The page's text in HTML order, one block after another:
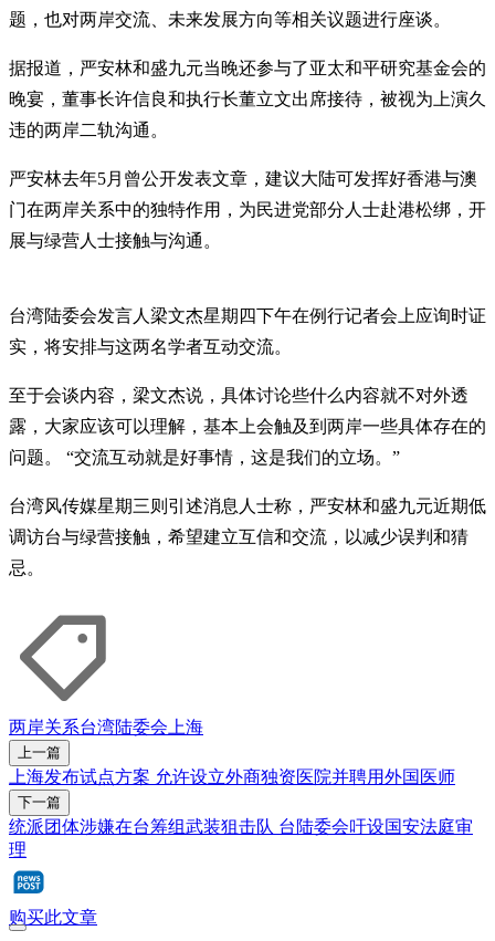
题，也对两岸交流、未来发展方向等相关议题进行座谈。
据报道，严安林和盛九元当晚还参与了亚太和平研究基金会的
晚宴，董事长许信良和执行长董立文出席接待，被视为上演久
违的两岸二轨沟通。
严安林去年5月曾公开发表文章，建议大陆可发挥好香港与澳
门在两岸关系中的独特作用，为民进党部分人士赴港松绑，开
展与绿营人士接触与沟通。
台湾陆委会发言人梁文杰星期四下午在例行记者会上应询时证
实，将安排与这两名学者互动交流。
至于会谈内容，梁文杰说，具体讨论些什么内容就不对外透
露，大家应该可以理解，基本上会触及到两岸一些具体存在的
问题。 “交流互动就是好事情，这是我们的立场。”
台湾风传媒星期三则引述消息人士称，严安林和盛九元近期低
调访台与绿营接触，希望建立互信和交流，以减少误判和猜
忌。
两岸关系台湾陆委会上海
上一篇
上海发布试点方案 允许设立外商独资医院并聘用外国医师
下一篇
统派团体涉嫌在台筹组武装狙击队 台陆委会吁设国安法庭审
理
购买此文章